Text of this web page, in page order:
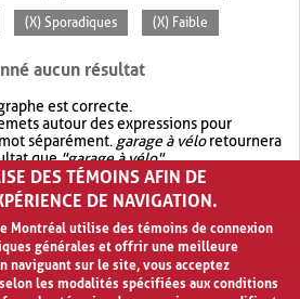
(X) Sporadiques (X) Faible
aucun résultat
est correcte.
autour des expressions pour
séparément. garage à véloretournera
que"garage à vélo".
recherche avec OR.garage OR vélo
de résultat quegarage à vélo
DES TÉMOINS AFIN DE
DE NAVIGATION.
Montréal utilise des témoins de connexion
générales et offrir une meilleure
naviguant sur le site, vous acceptez
les modalités spécifiées aux conditions